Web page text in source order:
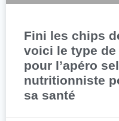
Fini les chips
voici le type
pour l’apéro
nutritionniste
sa santé